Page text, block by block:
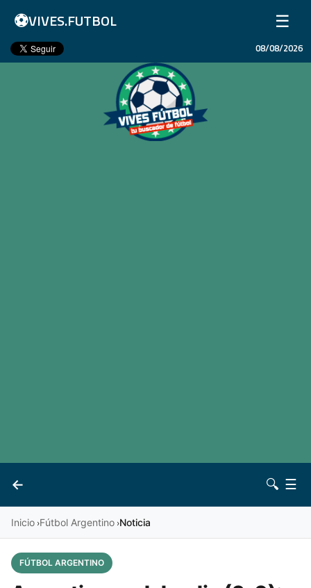
⚽VIVES.FUTBOL ☰
Inicio
08/08/2026
←
Vives 🔍 ☰
Inicio ›Fútbol Argentino ›Noticia
FÚTBOL ARGENTINO